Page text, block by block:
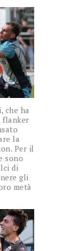
che ha
flanker
la
Per il
sono
di
gli
metà